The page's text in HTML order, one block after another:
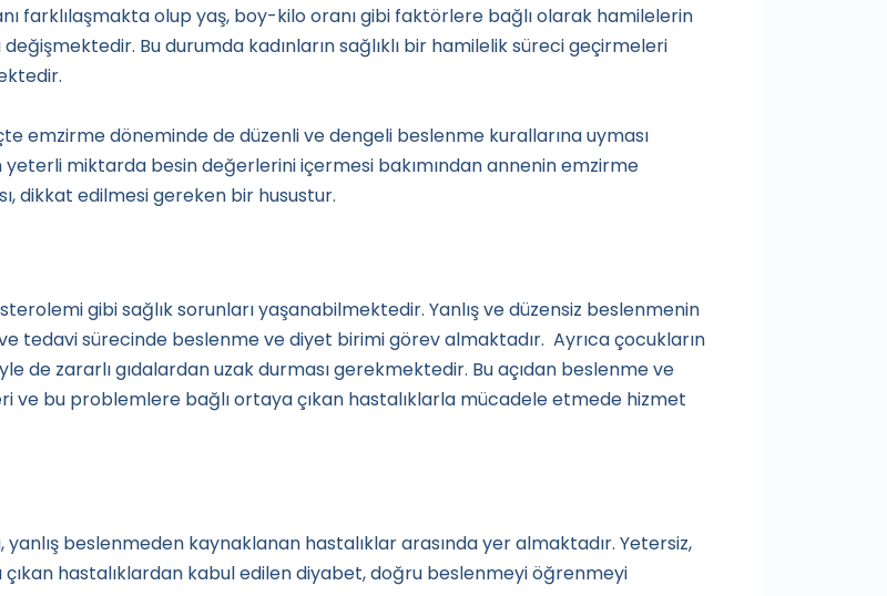
farklılaşmakta olup yaş, boy-kilo oranı gibi faktörlere bağlı olarak hamilelerin
Bu durumda kadınların sağlıklı bir hamilelik süreci geçirmeleri
emzirme döneminde de düzenli ve dengeli beslenme kurallarına uyması
miktarda besin değerlerini içermesi bakımından annenin emzirme
dikkat edilmesi gereken bir husustur.
gibi sağlık sorunları yaşanabilmektedir. Yanlış ve düzensiz beslenmenin
tedavi sürecinde beslenme ve diyet birimi görev almaktadır. Ayrıca çocukların
de zararlı gıdalardan uzak durması gerekmektedir. Bu açıdan beslenme ve
bu problemlere bağlı ortaya çıkan hastalıklarla mücadele etmede hizmet
yanlış beslenmeden kaynaklanan hastalıklar arasında yer almaktadır. Yetersiz,
hastalıklardan kabul edilen diyabet, doğru beslenmeyi öğrenmeyi